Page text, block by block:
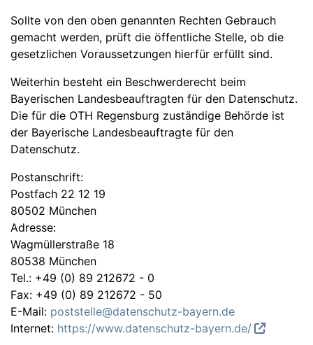
Sollte von den oben genannten Rechten Gebrauch
gemacht werden, prüft die öffentliche Stelle, ob die
gesetzlichen Voraussetzungen hierfür erfüllt sind.
Weiterhin besteht ein Beschwerderecht beim
Bayerischen Landesbeauftragten für den Datenschutz.
Die für die OTH Regensburg zuständige Behörde ist
der Bayerische Landesbeauftragte für den
Datenschutz.
Postanschrift:
Postfach 22 12 19
80502 München
Adresse:
Wagmüllerstraße 18
80538 München
Tel.: +49 (0) 89 212672 - 0
Fax: +49 (0) 89 212672 - 50
E-Mail: poststelle@datenschutz-bayern.de
Internet: https://www.datenschutz-bayern.de/